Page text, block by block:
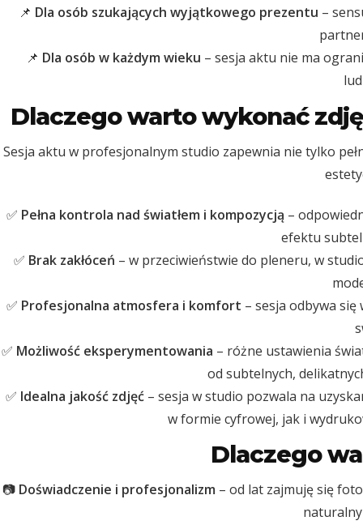
📌 Dla osób szukających wyjątkowego prezentu –
📌 Dla osób w każdym wieku – sesja aktu nie ma
Dlaczego warto wykonać
Sesja aktu w profesjonalnym studio zapewnia nie tylko
✅ Pełna kontrola nad światłem i kompozycją –
efektu
✅ Brak zakłóceń – w przeciwieństwie do pleneru, w
✅ Profesjonalna atmosfera i komfort – sesja odbywa
✅ Możliwość eksperymentowania – różne ustawienia
od subtelnych,
✅ Idealna jakość zdjęć – sesja w studio pozwala na
w formie cyfrowej, jak i
Dlaczego
📷 Doświadczenie i profesjonalizm – od lat zajmuję się